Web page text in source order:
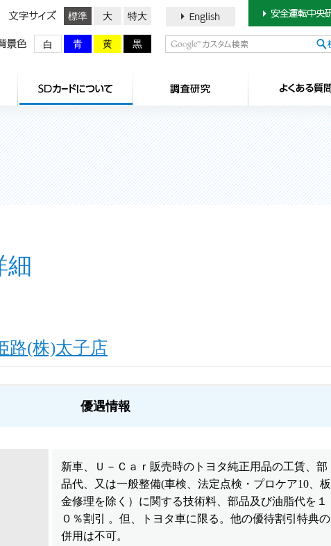
文字サイズ
標準 大 特大
背景色
白 青 黄 黒
細
路(株)太子店
優遇情報
新車、Ｕ－Ｃａｒ販売時のトヨタ純正用品の工賃、部
品代、又は一般整備(車検、法定点検・プロケア10、板
金修理を除く）に関する技術料、部品及び油脂代を１
０％割引 。但、トヨタ車に限る。他の優待割引特典の
併用は不可。